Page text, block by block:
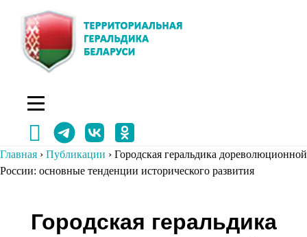
содержимому
Главная › Публикации › Городская геральдика дореволюционной
России: основные тенденции исторического развития
Городская геральдика
Навигация